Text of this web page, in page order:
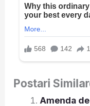
Postari
Amenda